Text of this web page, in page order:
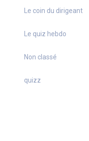
Le coin du dirigeant
Le quiz hebdo
Non classé
quizz